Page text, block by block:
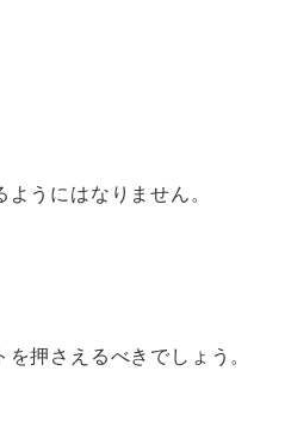
うにはなりません。
押さえるべきでしょう。